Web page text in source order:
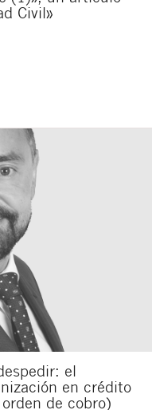
Civil»
el
en crédito
de cobro)